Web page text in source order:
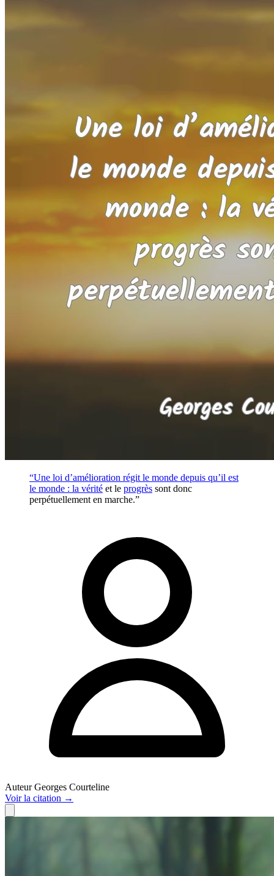
“Une loi d’amélioration régit le monde depuis qu’il est
le monde : la vérité et le progrès sont donc
perpétuellement en marche.”
Auteur Georges Courteline
Voirla citation →